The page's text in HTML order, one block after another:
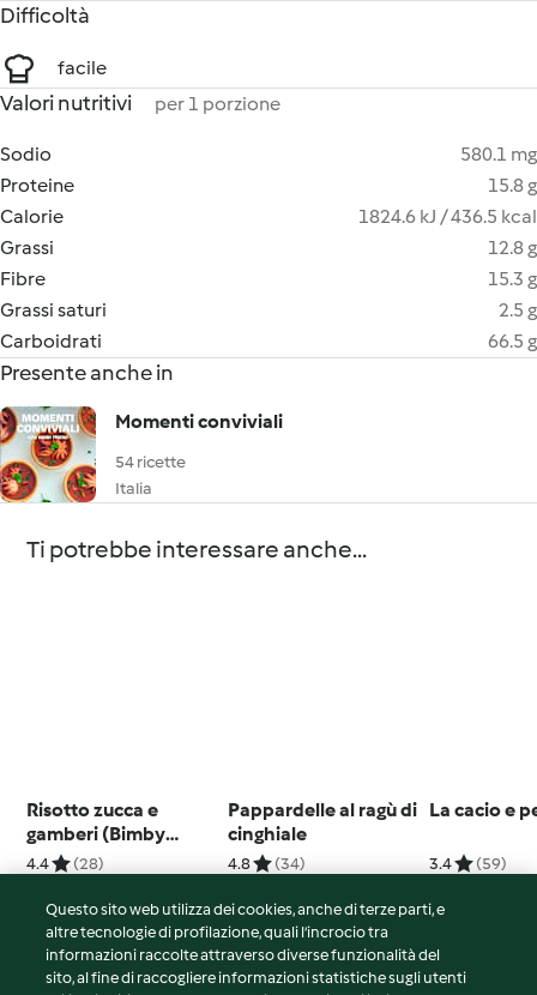
Difficoltà
facile
Valori nutritivi per 1 porzione
Sodio
580.1 mg
Proteine
15.8 g
Calorie
1824.6 kJ / 436.5 kcal
Grassi
12.8 g
Fibre
15.3 g
Grassi saturi
2.5 g
Carboidrati
66.5 g
Presente anche in
Momenti conviviali
54 ricette
Italia
Ti potrebbe interessare anche...
Risotto zucca e
gamberi (Bimby
Friend)
4.4 (28)
Pappardelle al ragù di
cinghiale
4.8 (34)
La cacio e
3.4 (59)
© Copyright 2026
Questo sito web utilizza dei cookies, anche di terze parti, e
altre tecnologie di profilazione, quali l’incrocio tra
informazioni raccolte attraverso diverse funzionalità del
sito, al fine di raccogliere informazioni statistiche sugli utenti